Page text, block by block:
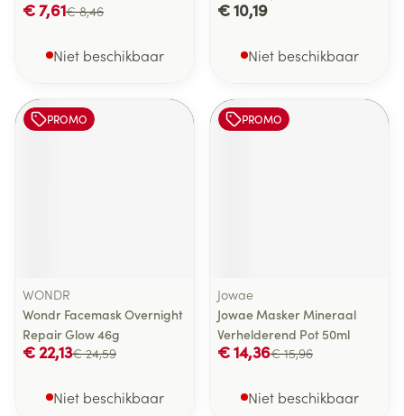
€ 8,46
€ 7,61
Niet beschikbaar
€ 10,19
Niet beschikbaar
PROMO
WONDR
Wondr Facemask Overnight
Repair Glow 46g
€ 24,59
€ 22,13
Niet beschikbaar
PROMO
Jowae
Jowae Masker Mineraal
Verhelderend Pot 50ml
€ 15,96
€ 14,36
Niet beschikbaar